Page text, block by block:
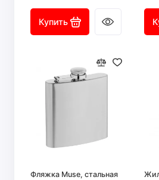
Купить
Фляжка Muse, стальная